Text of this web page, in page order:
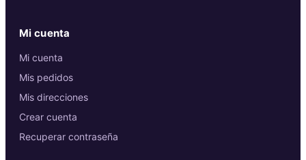
Mi cuenta
Mi cuenta
Mis pedidos
Mis direcciones
Crear cuenta
Recuperar contraseña